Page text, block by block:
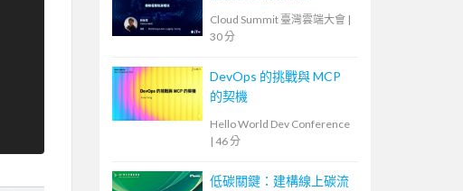
Cloud Summit 臺灣雲端大會 |
30 分
DevOps 的挑戰與 MCP
的契機
Hello World Dev Conference
| 46 分
低碳關鍵：建構線上碳流